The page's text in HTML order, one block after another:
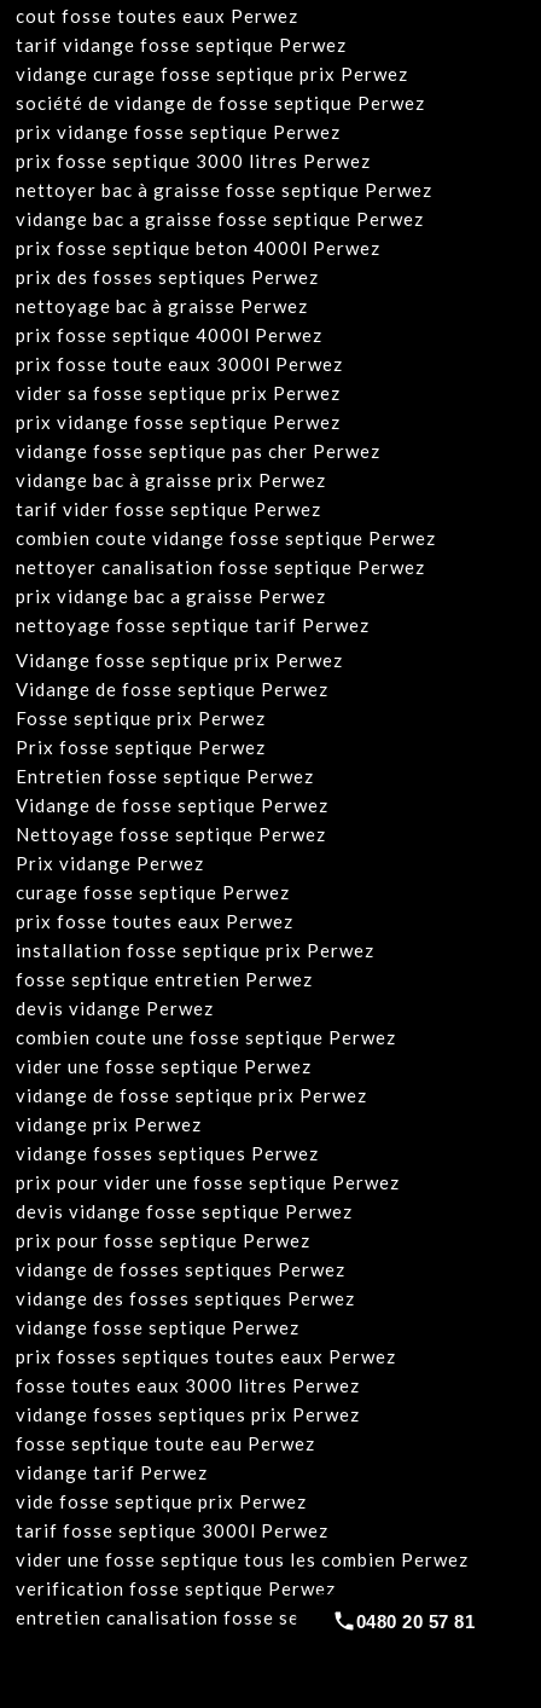
cout fosse toutes eaux Perwez
tarif vidange fosse septique Perwez
vidange curage fosse septique prix Perwez
société de vidange de fosse septique Perwez
prix vidange fosse septique Perwez
prix fosse septique 3000 litres Perwez
nettoyer bac à graisse fosse septique Perwez
vidange bac a graisse fosse septique Perwez
prix fosse septique beton 4000l Perwez
prix des fosses septiques Perwez
nettoyage bac à graisse Perwez
prix fosse septique 4000l Perwez
prix fosse toute eaux 3000l Perwez
vider sa fosse septique prix Perwez
prix vidange fosse septique Perwez
vidange fosse septique pas cher Perwez
vidange bac à graisse prix Perwez
tarif vider fosse septique Perwez
combien coute vidange fosse septique Perwez
nettoyer canalisation fosse septique Perwez
prix vidange bac a graisse Perwez
nettoyage fosse septique tarif Perwez
Vidange fosse septique prix Perwez
Vidange de fosse septique Perwez
Fosse septique prix Perwez
Prix fosse septique Perwez
Entretien fosse septique Perwez
Vidange de fosse septique Perwez
Nettoyage fosse septique Perwez
Prix vidange Perwez
curage fosse septique Perwez
prix fosse toutes eaux Perwez
installation fosse septique prix Perwez
fosse septique entretien Perwez
devis vidange Perwez
combien coute une fosse septique Perwez
vider une fosse septique Perwez
vidange de fosse septique prix Perwez
vidange prix Perwez
vidange fosses septiques Perwez
prix pour vider une fosse septique Perwez
devis vidange fosse septique Perwez
prix pour fosse septique Perwez
vidange de fosses septiques Perwez
vidange des fosses septiques Perwez
vidange fosse septique Perwez
prix fosses septiques toutes eaux Perwez
fosse toutes eaux 3000 litres Perwez
vidange fosses septiques prix Perwez
fosse septique toute eau Perwez
vidange tarif Perwez
vide fosse septique prix Perwez
tarif fosse septique 3000l Perwez
vider une fosse septique tous les combien Perwez
verification fosse septique Perwez
entretien canalisation fosse septique Perwez
0480 20 57 81